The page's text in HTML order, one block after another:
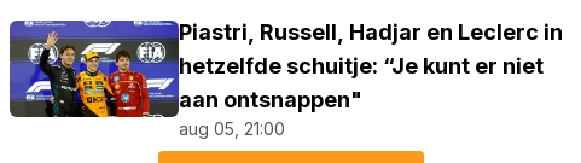
Piastri, Russell, Hadjar en Leclerc in
hetzelfde schuitje: “Je kunt er niet
aan ontsnappen"
aug 05, 21:00